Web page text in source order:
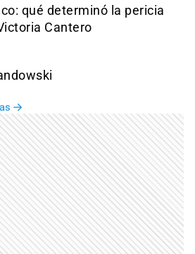
qué determinó la pericia
Cantero